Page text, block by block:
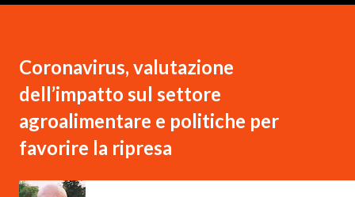
Coronavirus, valutazione
dell’impatto sul settore
agroalimentare e politiche per
favorire la ripresa